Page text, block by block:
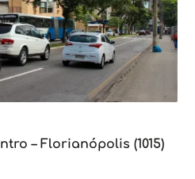
– Florianópolis (1015)